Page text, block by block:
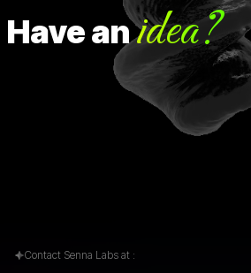
anidea?
Contact Senna Labs at :